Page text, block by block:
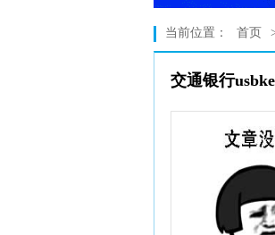
当前位置： 首页
交通银行